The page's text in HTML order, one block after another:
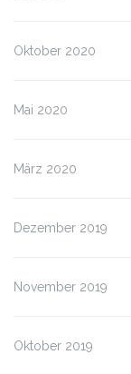
Oktober 2020
Mai 2020
März 2020
Dezember 2019
November 2019
Oktober 2019